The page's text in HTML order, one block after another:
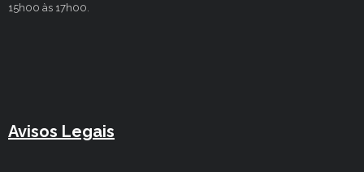
15h00 às 17h00.
Avisos Legais